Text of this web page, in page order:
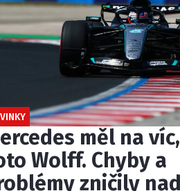
měl na
Wolff. Chyby a
zničily